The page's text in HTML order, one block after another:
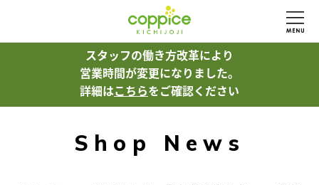
スタッフの働き方改革により
営業時間が変更になりました。
詳細はこちらをご確認ください
Shop News